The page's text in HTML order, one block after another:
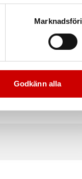
Godkänn alla